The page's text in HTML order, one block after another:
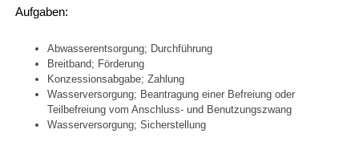
Aufgaben:
Abwasserentsorgung; Durchführung
Breitband; Förderung
Konzessionsabgabe; Zahlung
Wasserversorgung; Beantragung einer Befreiung oder
Teilbefreiung vom Anschluss- und Benutzungszwang
Wasserversorgung; Sicherstellung